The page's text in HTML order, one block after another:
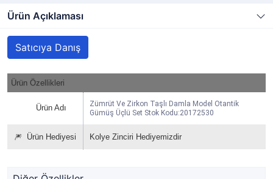
Ürün Açıklaması
Satıcıya Danış
Ürün Özellikleri
Ürün Adı
Zümrüt Ve Zirkon Taşlı Damla Model Otantik
Gümüş Üçlü Set Stok Kodu:20172530
🎆 Ürün Hediyesi Kolye Zinciri Hediyemizdir